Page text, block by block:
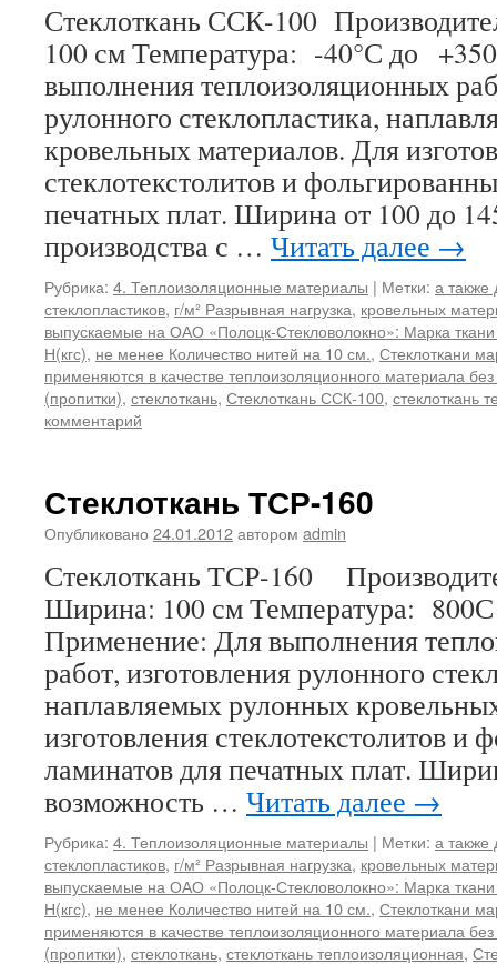
Стеклоткань ССК-100
100 см Температура: -40°С до
выполнения теплоизоляционных
рулонного стеклопластика,
кровельных материалов. Для
стеклотекстолитов и
печатных плат. Ширина от 100 до
производства с … Читать далее →
Рубрика: 4. Теплоизоляционные материалы | Метки: а также
стеклопластиков, г/м² Разрывная нагрузка, кровельных
выпускаемые на ОАО «Полоцк-Стекловолокно»: Марка
Н(кгс), не менее Количество нитей на 10 см., Стеклоткани
применяются в качестве теплоизоляционного материала
(пропитки), стеклоткань, Стеклоткань ССК-100, стеклоткань
комментарий
Стеклоткань ТСР-160
Опубликовано 24.01.2012автором admin
Стеклоткань ТСР-160
Ширина: 100 см Температура:
Применение: Для выполнения
работ, изготовления рулонного
наплавляемых рулонных
изготовления стеклотекстолитов и
ламинатов для печатных плат.
возможность … Читать далее →
Рубрика: 4. Теплоизоляционные материалы | Метки: а также
стеклопластиков, г/м² Разрывная нагрузка, кровельных
выпускаемые на ОАО «Полоцк-Стекловолокно»: Марка
Н(кгс), не менее Количество нитей на 10 см., Стеклоткани
применяются в качестве теплоизоляционного материала
(пропитки), стеклоткань, стеклоткань теплоизоляционная,